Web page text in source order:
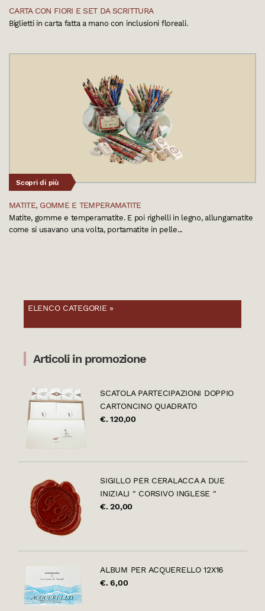
CARTA CON FIORI E SET DA SCRITTURA
Biglietti in carta fatta a mano con inclusioni floreali.
Scopri di più
MATITE, GOMME E TEMPERAMATITE
Matite, gomme e temperamatite. E poi righelli in legno, allungamatite
come si usavano una volta, portamatite in pelle...
ELENCO CATEGORIE »
Articoli in promozione
SCATOLA PARTECIPAZIONI DOPPIO
CARTONCINO QUADRATO
€. 120,00
SIGILLO PER CERALACCA A DUE
INIZIALI " CORSIVO INGLESE "
€. 20,00
ALBUM PER ACQUERELLO 12X16
€. 6,00